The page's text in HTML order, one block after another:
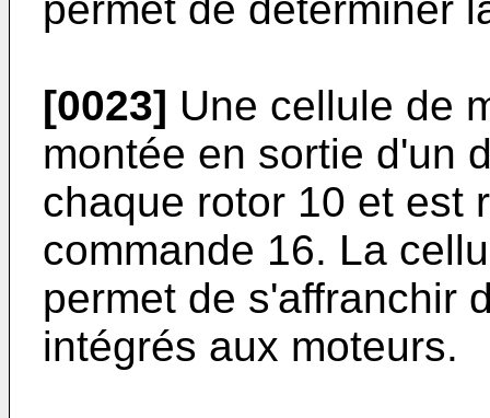
[0023] Une cellule de
montée en sortie d'un
chaque rotor 10 et est
commande 16. La
permet de s'affranchir
intégrés aux moteurs.